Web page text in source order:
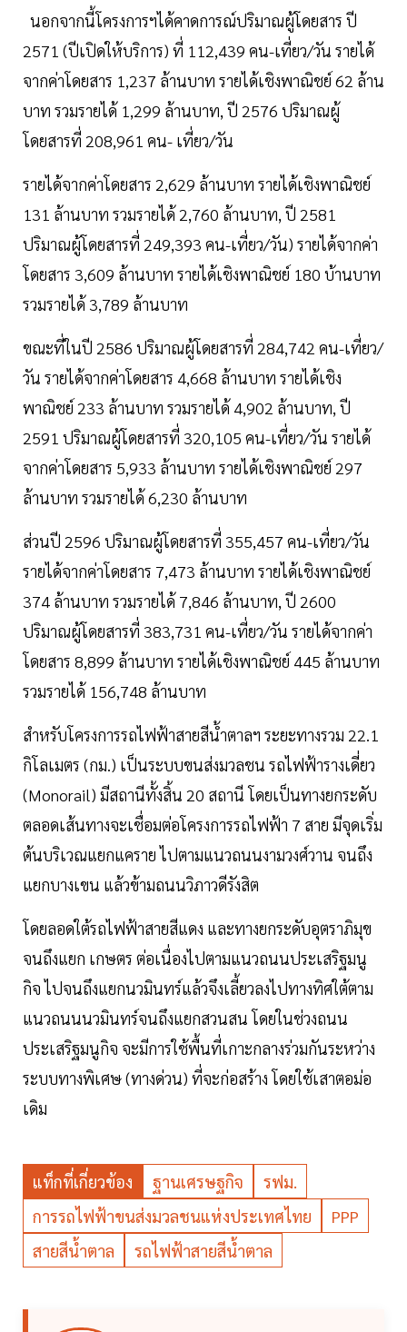
นอกจากนี้โครงการฯได้คาดการณ์ปริมาณผู้โดยสาร ปี
2571 (ปีเปิดให้บริการ) ที่ 112,439 คน-เที่ยว/วัน รายได้
จากค่าโดยสาร 1,237 ล้านบาท รายได้เชิงพาณิชย์ 62 ล้าน
บาท รวมรายได้ 1,299 ล้านบาท, ปี 2576 ปริมาณผู้
โดยสารที่ 208,961 คน- เที่ยว/วัน
รายได้จากค่าโดยสาร 2,629 ล้านบาท รายได้เชิงพาณิชย์
131 ล้านบาท รวมรายได้ 2,760 ล้านบาท, ปี 2581
ปริมาณผู้โดยสารที่ 249,393 คน-เที่ยว/วัน) รายได้จากค่า
โดยสาร 3,609 ล้านบาท รายได้เชิงพาณิชย์ 180 บ้านบาท
รวมรายได้ 3,789 ล้านบาท
ขณะที่ในปี 2586 ปริมาณผู้โดยสารที่ 284,742 คน-เที่ยว/
วัน รายได้จากค่าโดยสาร 4,668 ล้านบาท รายได้เชิง
พาณิชย์ 233 ล้านบาท รวมรายได้ 4,902 ล้านบาท, ปี
2591 ปริมาณผู้โดยสารที่ 320,105 คน-เที่ยว/วัน รายได้
จากค่าโดยสาร 5,933 ล้านบาท รายได้เชิงพาณิชย์ 297
ล้านบาท รวมรายได้ 6,230 ล้านบาท
ส่วนปี 2596 ปริมาณผู้โดยสารที่ 355,457 คน-เที่ยว/วัน
รายได้จากค่าโดยสาร 7,473 ล้านบาท รายได้เชิงพาณิชย์
374 ล้านบาท รวมรายได้ 7,846 ล้านบาท, ปี 2600
ปริมาณผู้โดยสารที่ 383,731 คน-เที่ยว/วัน รายได้จากค่า
โดยสาร 8,899 ล้านบาท รายได้เชิงพาณิชย์ 445 ล้านบาท
รวมรายได้ 156,748 ล้านบาท
สำหรับโครงการรถไฟฟ้าสายสีนํ้าตาลฯ ระยะทางรวม 22.1
กิโลเมตร (กม.) เป็นระบบขนส่งมวลชน รถไฟฟ้ารางเดี่ยว
(Monorail) มีสถานีทั้งสิ้น 20 สถานี โดยเป็นทางยกระดับ
ตลอดเส้นทางจะเชื่อมต่อโครงการรถไฟฟ้า 7 สาย มีจุดเริ่ม
ต้นบริเวณแยกแคราย ไปตามแนวถนนงามวงศ์วาน จนถึง
แยกบางเขน แล้วข้ามถนนวิภาวดีรังสิต
โดยลอดใต้รถไฟฟ้าสายสีแดง และทางยกระดับอุตราภิมุข
จนถึงแยก เกษตร ต่อเนื่องไปตามแนวถนนประเสริฐมนู
กิจ ไปจนถึงแยกนวมินทร์แล้วจึงเลี้ยวลงไปทางทิศใต้ตาม
แนวถนนนวมินทร์จนถึงแยกสวนสน โดยในช่วงถนน
ประเสริฐมนูกิจ จะมีการใช้พื้นที่เกาะกลางร่วมกันระหว่าง
ระบบทางพิเศษ (ทางด่วน) ที่จะก่อสร้าง โดยใช้เสาตอม่อ
เดิม
แท็กที่เกี่ยวข้อง ฐานเศรษฐกิจ
รฟม.
การรถไฟฟ้าขนส่งมวลชนแห่งประเทศไทย
PPP
สายสีน้ำตาล
รถไฟฟ้าสายสีน้ำตาล